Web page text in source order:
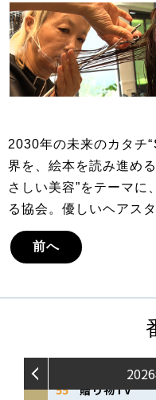
2030年の未来のカタチ
界を、絵本を読み進め
さしい美容”をテーマに
る協会。優しいヘアス
前へ